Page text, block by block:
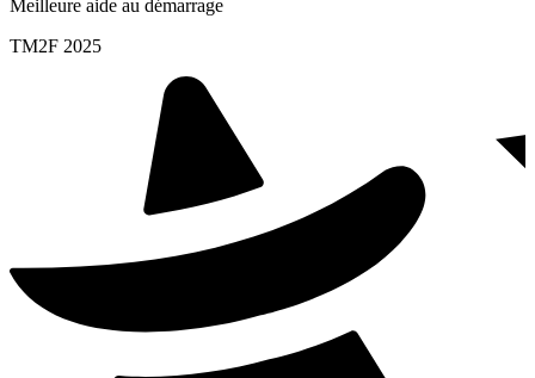
Meilleure aide au démarrage
TM2F 2025